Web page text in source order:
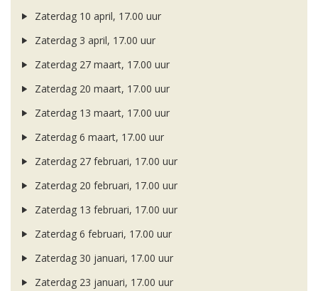
Zaterdag 10 april, 17.00 uur
Zaterdag 3 april, 17.00 uur
Zaterdag 27 maart, 17.00 uur
Zaterdag 20 maart, 17.00 uur
Zaterdag 13 maart, 17.00 uur
Zaterdag 6 maart, 17.00 uur
Zaterdag 27 februari, 17.00 uur
Zaterdag 20 februari, 17.00 uur
Zaterdag 13 februari, 17.00 uur
Zaterdag 6 februari, 17.00 uur
Zaterdag 30 januari, 17.00 uur
Zaterdag 23 januari, 17.00 uur